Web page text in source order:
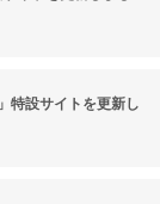
特設サイトを更新し